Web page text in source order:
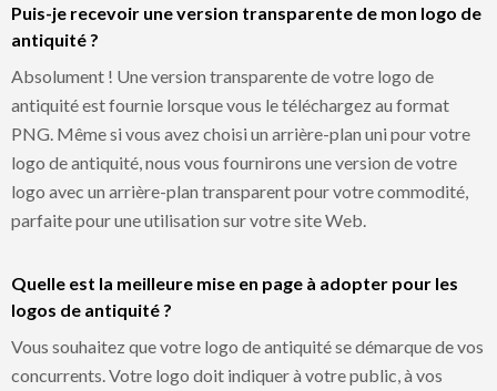
Puis-je recevoir une version transparente de mon logo de
antiquité ?
Absolument ! Une version transparente de votre logo de
antiquité est fournie lorsque vous le téléchargez au format
PNG. Même si vous avez choisi un arrière-plan uni pour votre
logo de antiquité, nous vous fournirons une version de votre
logo avec un arrière-plan transparent pour votre commodité,
parfaite pour une utilisation sur votre site Web.
Quelle est la meilleure mise en page à adopter pour les
logos de antiquité ?
Vous souhaitez que votre logo de antiquité se démarque de vos
concurrents. Votre logo doit indiquer à votre public, à vos